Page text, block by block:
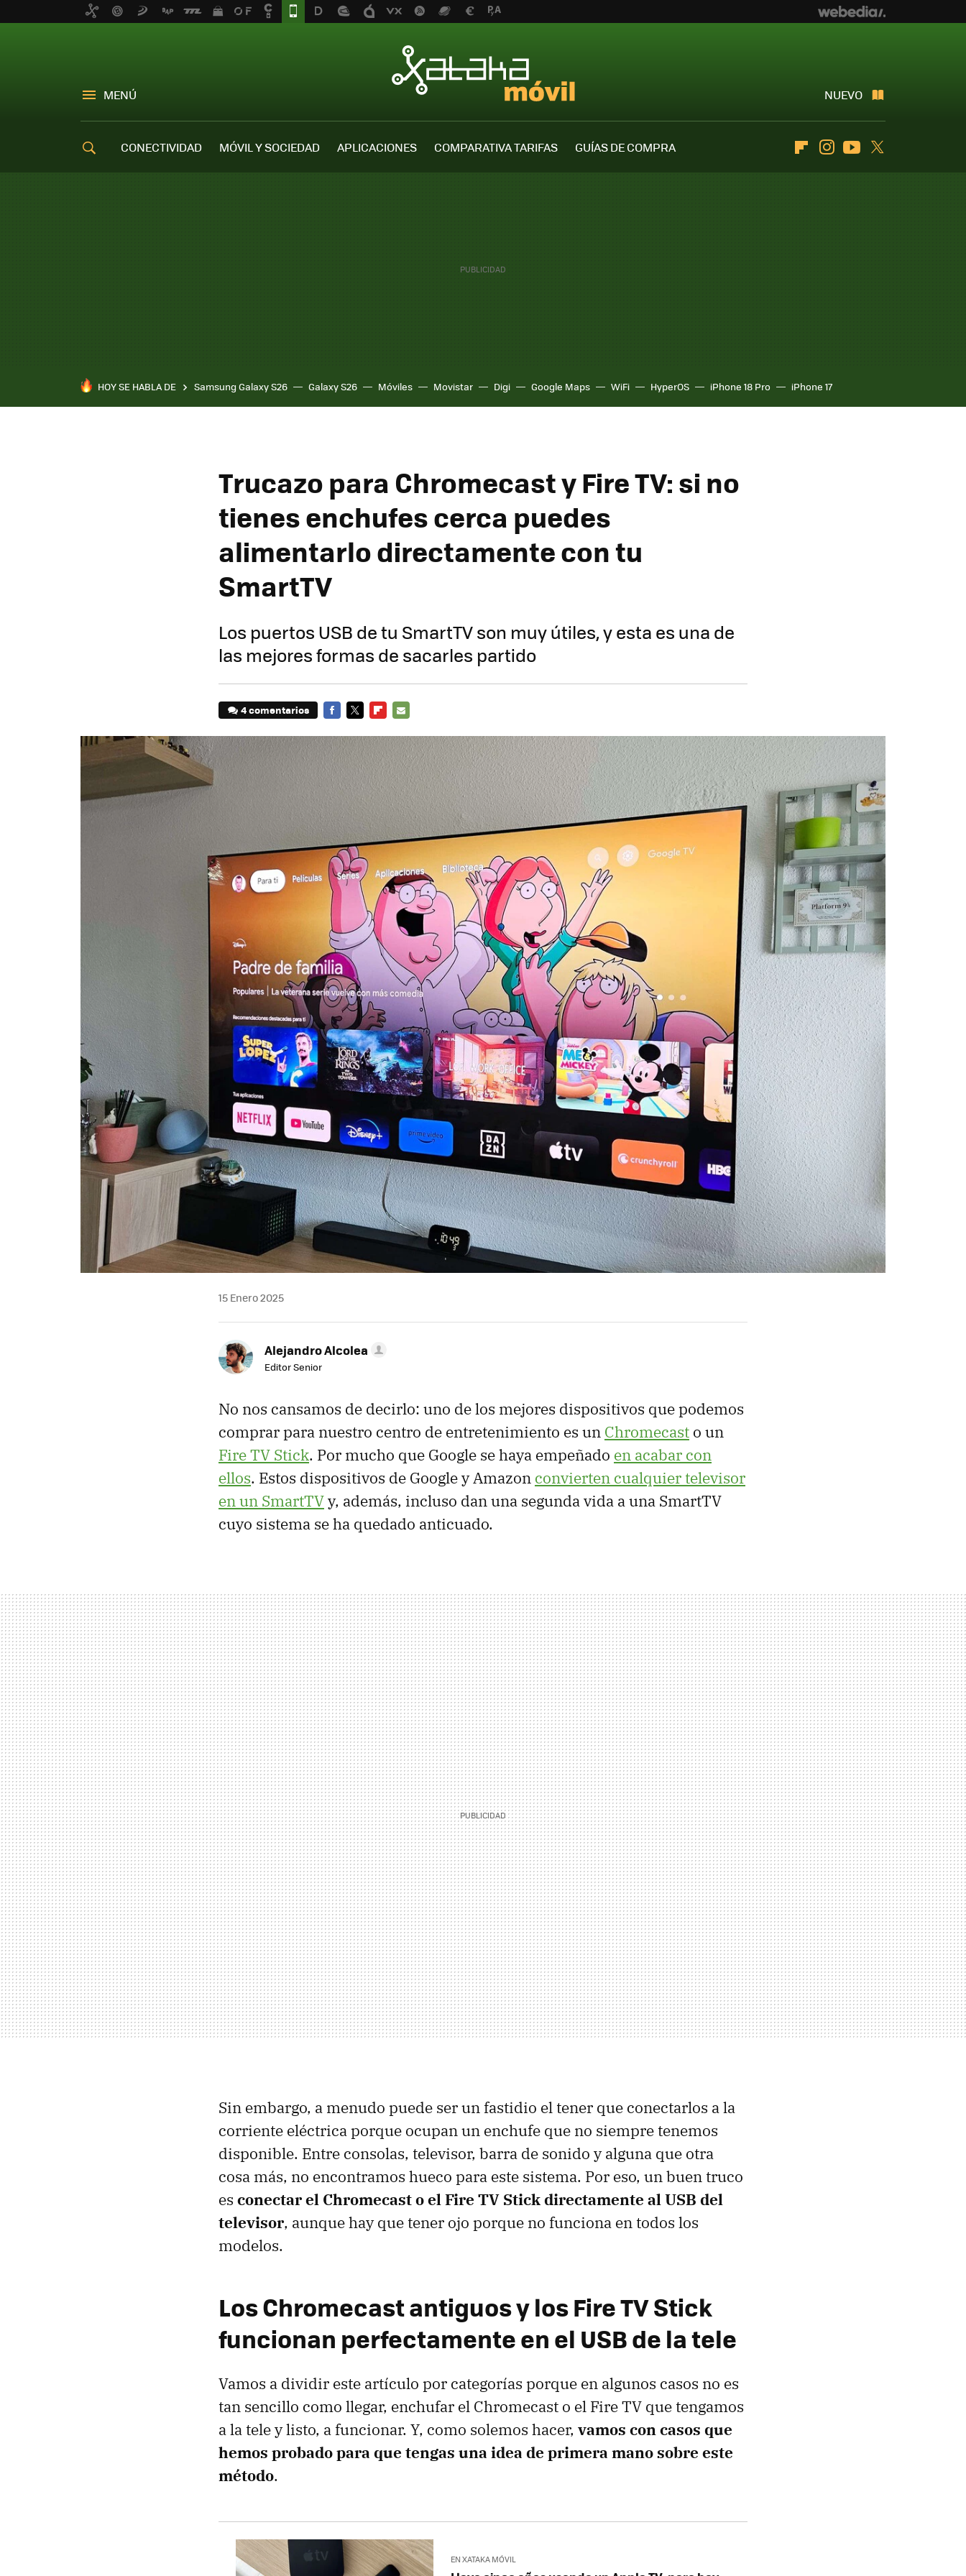
MENÚ NUEVO
CONECTIVIDAD MÓVIL Y SOCIEDAD APLICACIONES COMPARATIVA TARIFAS
GUÍAS DE COMPRA
FlipboardInstagramYoutube
HOY SE HABLA DE Samsung Galaxy S26 Galaxy S26 Móviles Movistar Digi Google Maps WiFi HyperOS iPhone 18 Pro iPhone 17
Trucazo para Chromecast y Fire TV: si no
tienes enchufes cerca puedes
alimentarlo directamente con tu
SmartTV
Los puertos USB de tu SmartTV son muy útiles, y esta es una de
las mejores formas de sacarles partido
4 comentarios
MAIL
15 Enero 2025
Alejandro Alcolea
Editor Senior
No nos cansamos de decirlo: uno de los mejores dispositivos que podemos
comprar para nuestro centro de entretenimiento es un Chromecast o un
Fire TV Stick. Por mucho que Google se haya empeñado en acabar con
ellos. Estos dispositivos de Google y Amazon convierten cualquier televisor
en un SmartTVy, además, incluso dan una segunda vida a una SmartTV
cuyo sistema se ha quedado anticuado.
Sin embargo, a menudo puede ser un fastidio el tener que conectarlos a la
corriente eléctrica porque ocupan un enchufe que no siempre tenemos
disponible. Entre consolas, televisor, barra de sonido y alguna que otra
cosa más, no encontramos hueco para este sistema. Por eso, un buen truco
es conectar el Chromecast o el Fire TV Stick directamente al USB del
televisor, aunque hay que tener ojo porque no funciona en todos los
modelos.
Los Chromecast antiguos y los Fire TV Stick
funcionan perfectamente en el USB de la tele
Vamos a dividir este artículo por categorías porque en algunos casos no es
tan sencillo como llegar, enchufar el Chromecast o el Fire TV que tengamos
a la tele y listo, a funcionar. Y, como solemos hacer, vamos con casos que
hemos probado para que tengas una idea de primera mano sobre este
método.
EN XATAKA MÓVIL